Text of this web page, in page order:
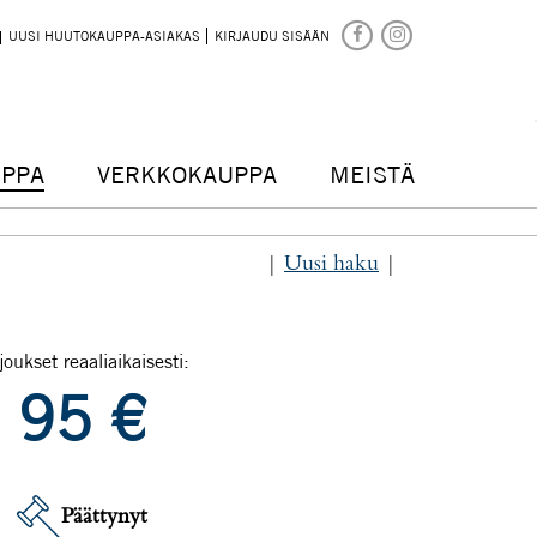
UUSI HUUTOKAUPPA-ASIAKAS KIRJAUDU SISÄÄN
VERKKOKAUPPA MEISTÄ
Uusi haku
reaaliaikaisesti:
95 €
Päättynyt